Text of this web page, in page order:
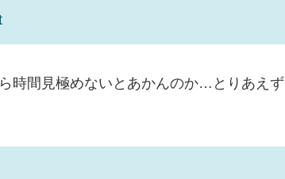
時間見極めないとあかんのか…とりあえず